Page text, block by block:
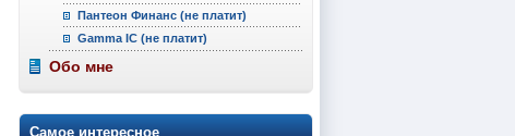
Пантеон Финанс (не платит)
Gamma IC (не платит)
Обо мне
Самое интересное